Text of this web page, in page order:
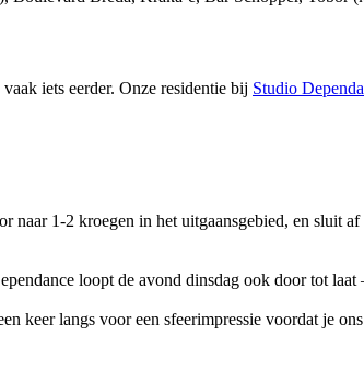
iets eerder. Onze residentie bij Studio
naar 1-2 kroegen in het uitgaansgebied, en
loopt de avond dinsdag ook door tot
keer langs voor een sfeerimpressie voordat je